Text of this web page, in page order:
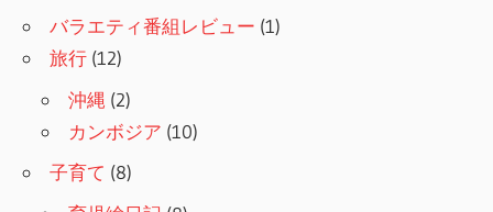
バラエティ番組レビュー (1)
旅行 (12)
沖縄 (2)
カンボジア (10)
子育て (8)